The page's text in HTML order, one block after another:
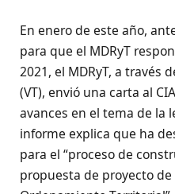
En enero de este año,
para que el MDRyT
2021, el MDRyT, a través
(VT), envió una carta al
avances en el tema de la
informe explica que ha
para el “proceso de
propuesta de proyecto de